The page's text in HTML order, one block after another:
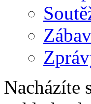
Nacházíte